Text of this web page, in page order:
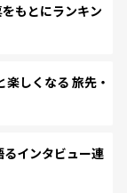
もとにランキン
しくなる 旅先・
インタビュー連